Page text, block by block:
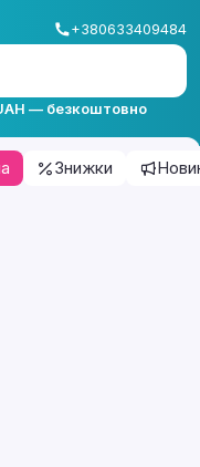
+380633409484
— безкоштовно
Знижки